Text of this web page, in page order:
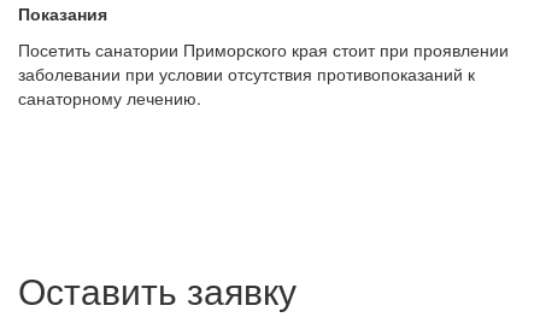
Показания
Посетить санатории Приморского края стоит при проявлении
заболевании при условии отсутствия противопоказаний к
санаторному лечению.
Оставить заявку